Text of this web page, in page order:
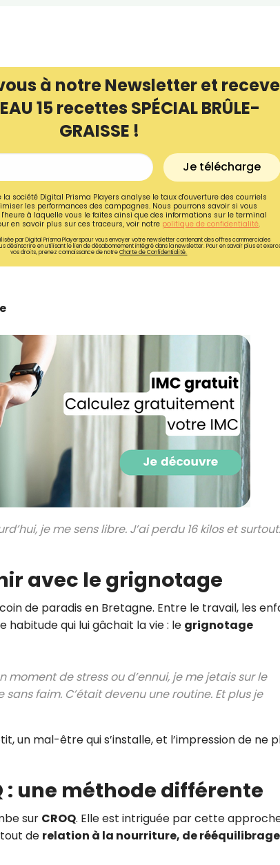
à notre Newsletter et
15 recettes SPÉCIAL BRÛLE-
GRAISSE !
Je télécharge
la société Digital Prisma Players analyse le taux d'ouverture des courriels
les performances des campagnes. Nous pourrons savoir si vous
l'heure à laquelle vous le faites ainsi que des informations sur le terminal
en savoir plus sur ces traceurs, voir notre politique de confidentialité.
par Digital Prisma Playerspour vous envoyer votre newsletter contenant des offres commerciales
désinscrire en utilisant le lien de désabonnement intégré dans la newsletter. Pour en savoir plus et
vos droits, prenez connaissance de notreCharte de Confidentialité.
je me sens libre. J’ai perdu 16 kilos et
avec le grignotage
de paradis en Bretagne. Entre le travail, les
habitude qui lui gâchait la vie : le grignotage
moment de stress ou d’ennui, je me jetais sur le
faim. C’était devenu une routine. Et plus je
un mal-être qui s’installe, et l’impression de ne
: une méthode différente
sur CROQ. Elle est intriguée par cette
de relation à la nourriture, de rééquilibrage
Recevez
recettes inédites de
Ainsi que la newsletter
CROQ.
Prisma Players analyse le taux
des courriels pour mesurer et
pourrons savoir si vous ouvrez les
l'heure à laquelle vous le faites
des informations sur le terminal
Je reçois mon cadeau !
envoyer votre newsletter contenant des offres
personnalisées. Vous pourrez vous désinscrire en